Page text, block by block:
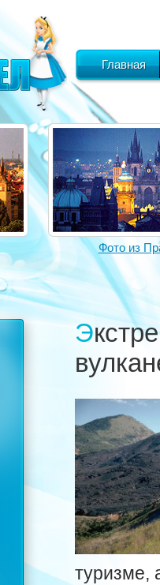
Главная
Фото из
Экстремальные развлечения для туристов на
туризме,